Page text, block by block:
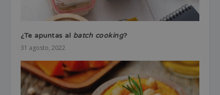
¿Te apuntas al batch cooking?
31 agosto, 2022